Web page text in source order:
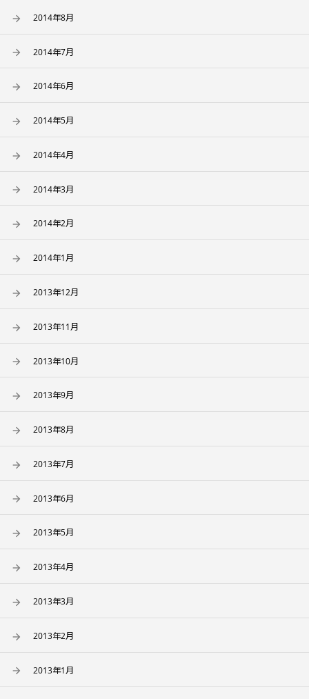
2014年8月
2014年7月
2014年6月
2014年5月
2014年4月
2014年3月
2014年2月
2014年1月
2013年12月
2013年11月
2013年10月
2013年9月
2013年8月
2013年7月
2013年6月
2013年5月
2013年4月
2013年3月
2013年2月
2013年1月